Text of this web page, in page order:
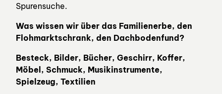
Spurensuche.
Was wissen wir über das Familienerbe, den
Flohmarktschrank, den Dachbodenfund?
Besteck, Bilder, Bücher, Geschirr, Koffer,
Möbel, Schmuck, Musikinstrumente,
Spielzeug, Textilien